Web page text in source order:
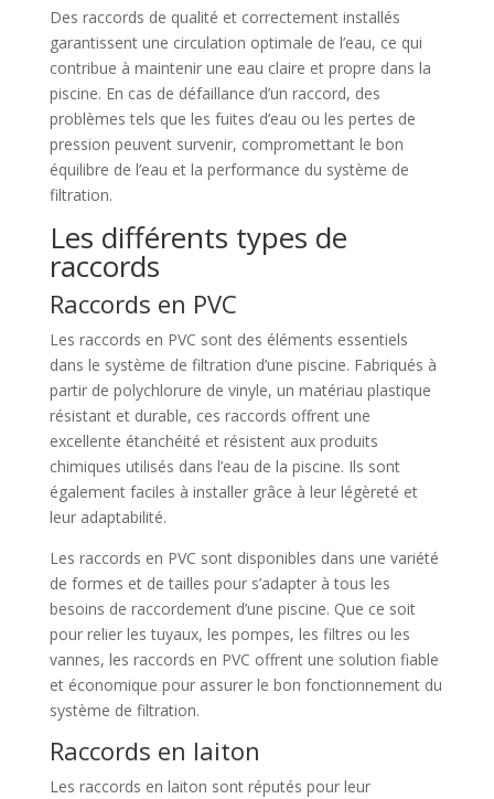
Des raccords de qualité et correctement installés
garantissent une circulation optimale de l’eau, ce qui
contribue à maintenir une eau claire et propre dans la
piscine. En cas de défaillance d’un raccord, des
problèmes tels que les fuites d’eau ou les pertes de
pression peuvent survenir, compromettant le bon
équilibre de l’eau et la performance du système de
filtration.
Les différents types de
raccords
Raccords en PVC
Les raccords en PVC sont des éléments essentiels
dans le système de filtration d’une piscine. Fabriqués à
partir de polychlorure de vinyle, un matériau plastique
résistant et durable, ces raccords offrent une
excellente étanchéité et résistent aux produits
chimiques utilisés dans l’eau de la piscine. Ils sont
également faciles à installer grâce à leur légèreté et
leur adaptabilité.
Les raccords en PVC sont disponibles dans une variété
de formes et de tailles pour s’adapter à tous les
besoins de raccordement d’une piscine. Que ce soit
pour relier les tuyaux, les pompes, les filtres ou les
vannes, les raccords en PVC offrent une solution fiable
et économique pour assurer le bon fonctionnement du
système de filtration.
Raccords en laiton
Les raccords en laiton sont réputés pour leur